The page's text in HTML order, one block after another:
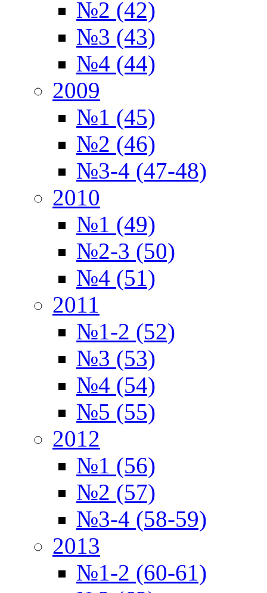
№2 (42)
№3 (43)
№4 (44)
2009
№1 (45)
№2 (46)
№3-4 (47-48)
2010
№1 (49)
№2-3 (50)
№4 (51)
2011
№1-2 (52)
№3 (53)
№4 (54)
№5 (55)
2012
№1 (56)
№2 (57)
№3-4 (58-59)
2013
№1-2 (60-61)